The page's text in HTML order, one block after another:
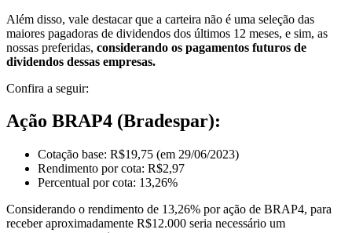
Além disso, vale destacar que a carteira não é uma seleção das
maiores pagadoras de dividendos dos últimos 12 meses, e sim, as
nossas preferidas, considerando os pagamentos futuros de
dividendos dessas empresas.
Confira a seguir:
Ação BRAP4 (Bradespar):
Cotação base: R$19,75 (em 29/06/2023)
Rendimento por cota: R$2,97
Percentual por cota: 13,26%
Considerando o rendimento de 13,26% por ação de BRAP4, para
receber aproximadamente R$12.000 seria necessário um